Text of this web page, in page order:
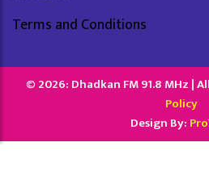
Terms and Conditions
© 2026: Dhadkan FM 91.8 MHz |
Policy
Design By: